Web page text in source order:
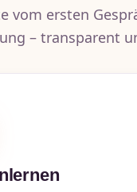
vom ersten
– transparent